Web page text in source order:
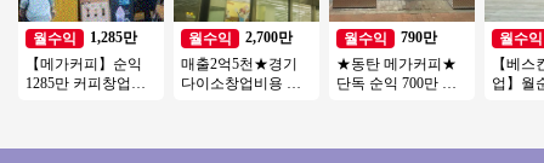
월수익
1,285만
【메가커피】순익
1285만 커피창업
월수익
2,700만
매출2억5천★경기
다이소창업비용 ★
월수익
790만
★동탄 메가커피★
단독 순익 700만 외
월수익
【베
업】월